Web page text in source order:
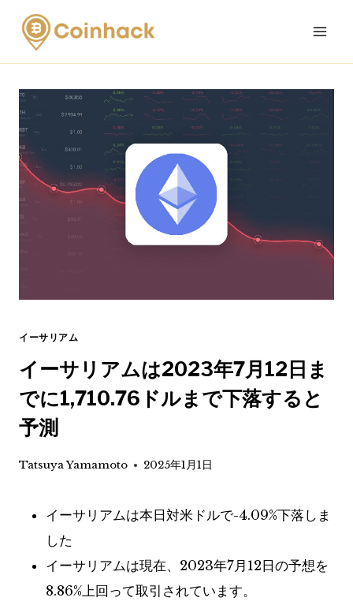
Skip
content
イーサリアム
イーサリアムは2023年7月12日ま
でに1,710.76ドルまで下落すると
予測
Tatsuya Yamamoto 2025年1月1日
イーサリアムは本日対米ドルで-4.09%下落しま
した
イーサリアムは現在、2023年7月12日の予想を
8.86%上回って取引されています。